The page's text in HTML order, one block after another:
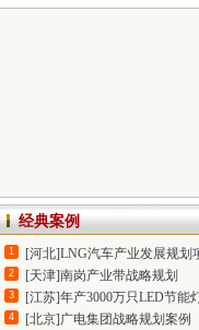
经典案例
1 [河北]LNG汽车产业发展规划
2 [天津]南岗产业带战略规划
3 [江苏]年产3000万只LED节能
4 [北京]广电集团战略规划案例